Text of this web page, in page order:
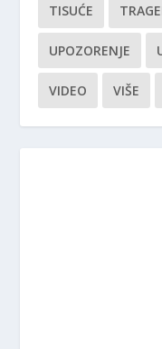
TISUĆE
UPOZORENJE
VIDEO VIŠE